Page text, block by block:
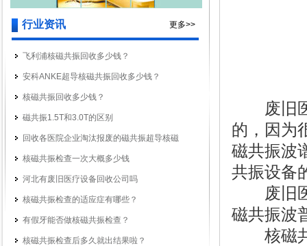
更多>>
行业资讯
飞利浦核磁共振回收多少钱？
安科ANKE超导核磁共振回收多少钱？
核磁共振回收多少钱？
磁共振1.5T和3.0T的区别
回收各医院企业淘汰报废的磁共振超导核磁
核磁共振检查一次大概多少钱
河北有废旧医疗设备回收公司吗
核磁共振检查的适应症有哪些？
有假牙能否做核磁共振检查？
核磁共振检查后多久就出结果啦？
废旧医
的，因为
磁共振波
共振设备
废旧医
磁共振波
核磁共